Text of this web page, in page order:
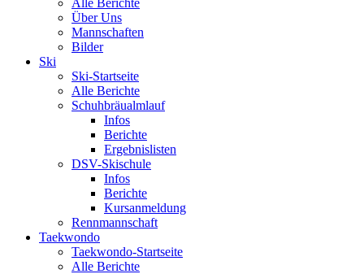
Alle Berichte
Über Uns
Mannschaften
Bilder
Ski
Ski-Startseite
Alle Berichte
Schuhbräualmlauf
Infos
Berichte
Ergebnislisten
DSV-Skischule
Infos
Berichte
Kursanmeldung
Rennmannschaft
Taekwondo
Taekwondo-Startseite
Alle Berichte